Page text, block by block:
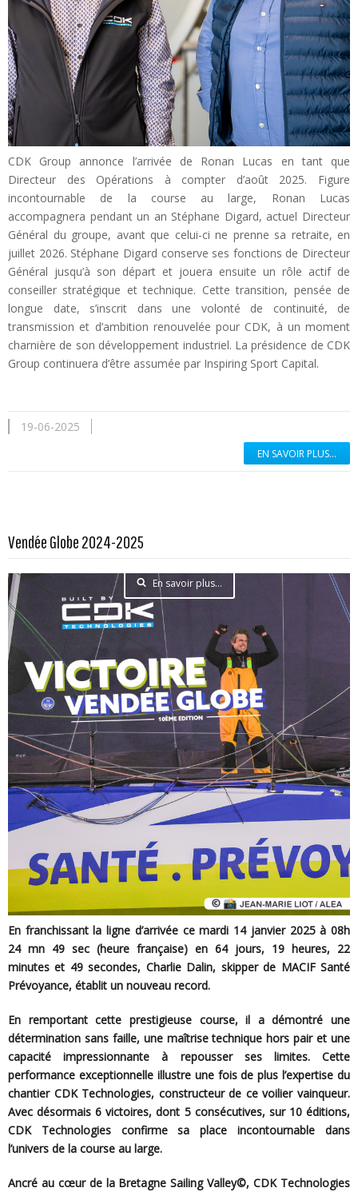
CDK Group annonce l’arrivée de Ronan Lucas en tant que
Directeur des Opérations à compter d’août 2025. Figure
incontournable de la course au large, Ronan Lucas
accompagnera pendant un an Stéphane Digard, actuel Directeur
Général du groupe, avant que celui-ci ne prenne sa retraite, en
juillet 2026. Stéphane Digard conserve ses fonctions de Directeur
Général jusqu’à son départ et jouera ensuite un rôle actif de
conseiller stratégique et technique. Cette transition, pensée de
longue date, s’inscrit dans une volonté de continuité, de
transmission et d’ambition renouvelée pour CDK, à un moment
charnière de son développement industriel. La présidence de CDK
Group continuera d’être assumée par Inspiring Sport Capital.
19-06-2025
EN SAVOIR PLUS...
Vendée Globe 2024-2025
En savoir plus...
En franchissant la ligne d’arrivée ce mardi 14 janvier 2025 à 08h
24 mn 49 sec (heure française) en 64 jours, 19 heures, 22
minutes et 49 secondes, Charlie Dalin, skipper de MACIF Santé
Prévoyance, établit un nouveau record.
En remportant cette prestigieuse course, il a démontré une
détermination sans faille, une maîtrise technique hors pair et une
capacité impressionnante à repousser ses limites. Cette
performance exceptionnelle illustre une fois de plus l’expertise du
chantier CDK Technologies, constructeur de ce voilier vainqueur.
Avec désormais 6 victoires, dont 5 consécutives, sur 10 éditions,
CDK Technologies confirme sa place incontournable dans
l’univers de la course au large.
Ancré au cœur de la Bretagne Sailing Valley©, CDK Technologies